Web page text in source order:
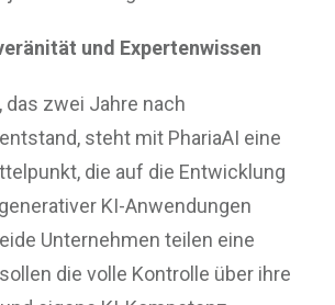
und Expertenwissen
das zwei Jahre nach
steht mit PhariaAI eine
die auf die Entwicklung
KI-Anwendungen
Unternehmen teilen eine
die volle Kontrolle über ihre